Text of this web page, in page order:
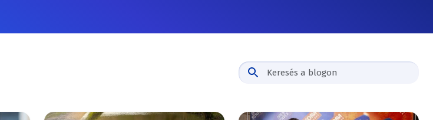
Keresés a blogon